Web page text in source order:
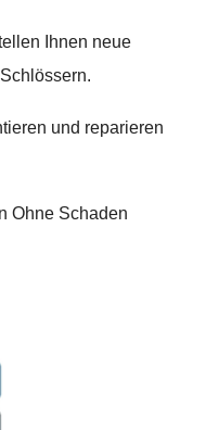
Ihnen neue
und reparieren
Ohne Schaden